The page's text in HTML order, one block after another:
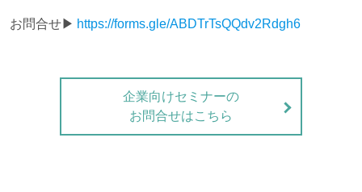
お問合せ▶ https://forms.gle/ABDTrTsQQdv2Rdgh6
企業向けセミナーの
お問合せはこちら